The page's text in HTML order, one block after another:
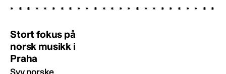
Stort fokus på
norsk musikk i
Praha